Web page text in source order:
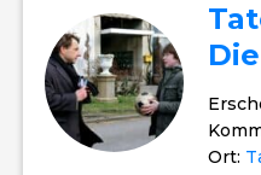
Ort: